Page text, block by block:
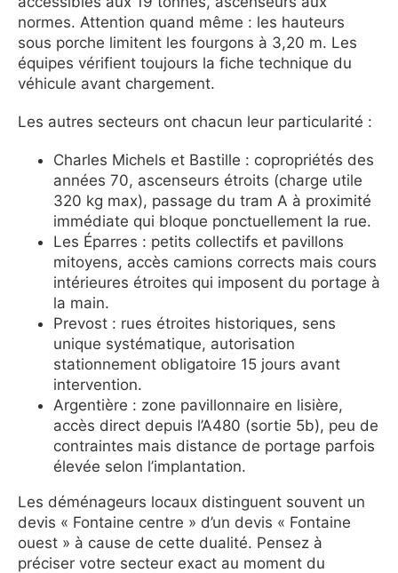
normes. Attention quand même : les hauteurs
sous porche limitent les fourgons à 3,20 m. Les
équipes vérifient toujours la fiche technique du
véhicule avant chargement.
Les autres secteurs ont chacun leur particularité :
Charles Michels et Bastille : copropriétés des
années 70, ascenseurs étroits (charge utile
320 kg max), passage du tram A à proximité
immédiate qui bloque ponctuellement la rue.
Les Éparres : petits collectifs et pavillons
mitoyens, accès camions corrects mais cours
intérieures étroites qui imposent du portage à
la main.
Prevost : rues étroites historiques, sens
unique systématique, autorisation
stationnement obligatoire 15 jours avant
intervention.
Argentière : zone pavillonnaire en lisière,
accès direct depuis l’A480 (sortie 5b), peu de
contraintes mais distance de portage parfois
élevée selon l’implantation.
Les déménageurs locaux distinguent souvent un
devis « Fontaine centre » d’un devis « Fontaine
ouest » à cause de cette dualité. Pensez à
préciser votre secteur exact au moment du